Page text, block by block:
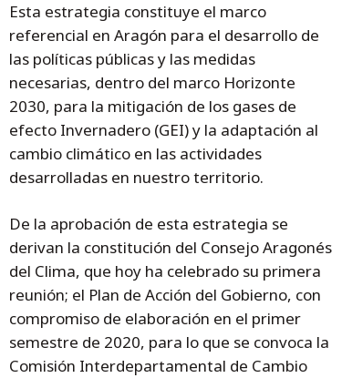
Esta estrategia constituye el marco
referencial en Aragón para el desarrollo de
las políticas públicas y las medidas
necesarias, dentro del marco Horizonte
2030, para la mitigación de los gases de
efecto Invernadero (GEI) y la adaptación al
cambio climático en las actividades
desarrolladas en nuestro territorio.
De la aprobación de esta estrategia se
derivan la constitución del Consejo Aragonés
del Clima, que hoy ha celebrado su primera
reunión; el Plan de Acción del Gobierno, con
compromiso de elaboración en el primer
semestre de 2020, para lo que se convoca la
Comisión Interdepartamental de Cambio